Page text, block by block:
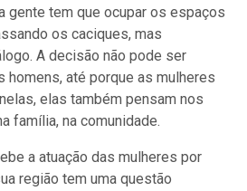
gente tem que ocupar os espaços
os caciques, mas
A decisão não pode ser
homens, até porque as mulheres
elas também pensam nos
família, na comunidade.
a atuação das mulheres por
região tem uma questão